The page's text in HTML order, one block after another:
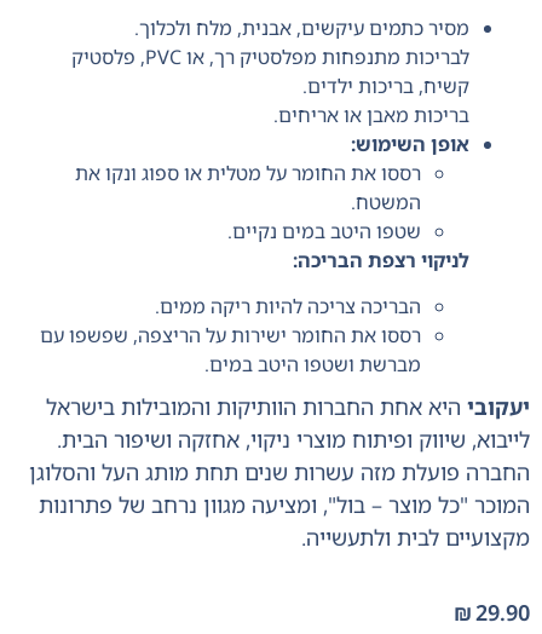
מסיר כתמים עיקשים, אבנית, מלח ולכלוך.
לבריכות מתנפחות מפלסטיק רך, או PVC, פלסטיק
קשיח, בריכות ילדים.
בריכות מאבן או אריחים.
אופן השימוש:
רססו את החומר על מטלית או ספוג ונקו את
המשטח.
שטפו היטב במים נקיים.
לניקוי רצפת הבריכה:
הבריכה צריכה להיות ריקה ממים.
רססו את החומר ישירות על הריצפה, שפשפו עם
מברשת ושטפו היטב במים.
יעקובי היא אחת החברות הוותיקות והמובילות בישראל
לייבוא, שיווק ופיתוח מוצרי ניקוי, אחזקה ושיפור הבית.
החברה פועלת מזה עשרות שנים תחת מותג העל והסלוגן
המוכר "כל מוצר – בול", ומציעה מגוון נרחב של פתרונות
מקצועיים לבית ולתעשייה.
₪29.90